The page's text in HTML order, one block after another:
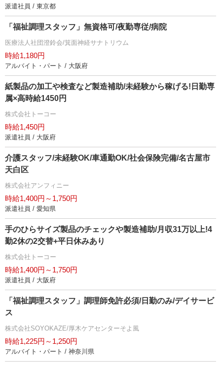
派遣社員 / 東京都
「福祉調理スタッフ」無資格可/夜勤専従/病院
医療法人社団澄鈴会/箕面神経サナトリウム
時給1,180円
アルバイト・パート / 大阪府
紙製品の加工や検査など製造補助/未経験から稼げる!日勤専
属×高時給1450円
株式会社トーコー
時給1,450円
派遣社員 / 大阪府
介護スタッフ/未経験OK/車通勤OK/社会保険完備/名古屋市
天白区
株式会社アンフィニー
時給1,400円～1,750円
派遣社員 / 愛知県
手のひらサイズ製品のチェックや製造補助/月収31万以上!4
勤2休の2交替+平日休みあり
株式会社トーコー
時給1,400円～1,750円
派遣社員 / 大阪府
「福祉調理スタッフ」調理師免許必須/日勤のみ/デイサービ
ス
株式会社SOYOKAZE/厚木ケアセンターそよ風
時給1,225円～1,250円
アルバイト・パート / 神奈川県